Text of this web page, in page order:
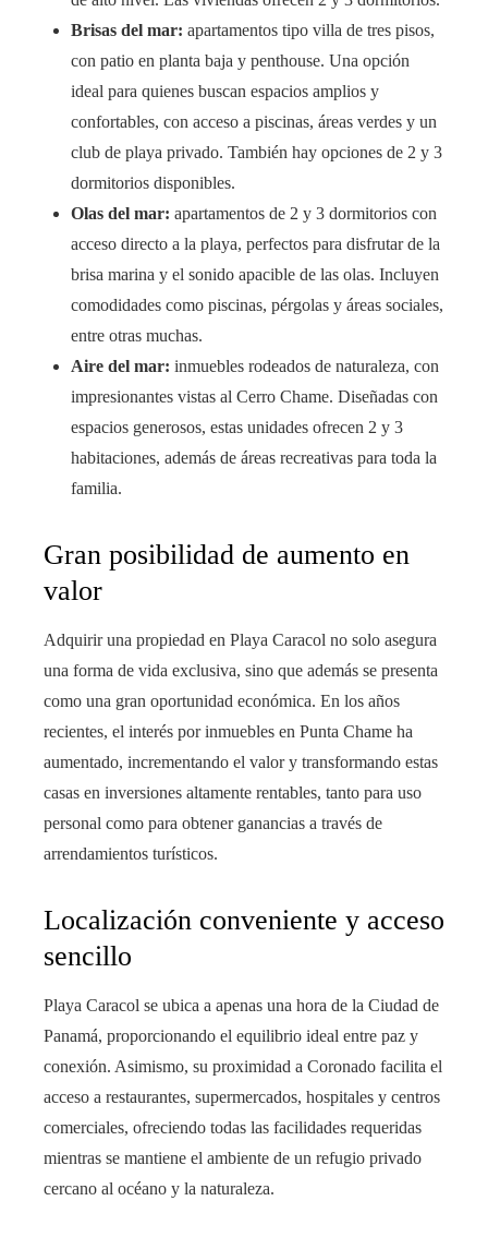
Brisas del mar: apartamentos tipo villa de tres pisos,
con patio en planta baja y penthouse. Una opción
ideal para quienes buscan espacios amplios y
confortables, con acceso a piscinas, áreas verdes y un
club de playa privado. También hay opciones de 2 y 3
dormitorios disponibles.
Olas del mar: apartamentos de 2 y 3 dormitorios con
acceso directo a la playa, perfectos para disfrutar de la
brisa marina y el sonido apacible de las olas. Incluyen
comodidades como piscinas, pérgolas y áreas sociales,
entre otras muchas.
Aire del mar: inmuebles rodeados de naturaleza, con
impresionantes vistas al Cerro Chame. Diseñadas con
espacios generosos, estas unidades ofrecen 2 y 3
habitaciones, además de áreas recreativas para toda la
familia.
Gran posibilidad de aumento en
valor
Adquirir una propiedad en Playa Caracol no solo asegura
una forma de vida exclusiva, sino que además se presenta
como una gran oportunidad económica. En los años
recientes, el interés por inmuebles en Punta Chame ha
aumentado, incrementando el valor y transformando estas
casas en inversiones altamente rentables, tanto para uso
personal como para obtener ganancias a través de
arrendamientos turísticos.
Localización conveniente y acceso
sencillo
Playa Caracol se ubica a apenas una hora de la Ciudad de
Panamá, proporcionando el equilibrio ideal entre paz y
conexión. Asimismo, su proximidad a Coronado facilita el
acceso a restaurantes, supermercados, hospitales y centros
comerciales, ofreciendo todas las facilidades requeridas
mientras se mantiene el ambiente de un refugio privado
cercano al océano y la naturaleza.